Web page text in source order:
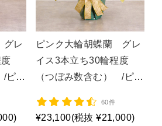
レ
/ピン
ピンク大輪胡蝶蘭 グレ
イス3本立ち30輪程度
（つぼみ数含む） /ピン
60件
¥23,100(税抜 ¥21,000)